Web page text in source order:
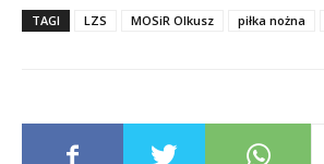
TAGI LZS MOSiR Olkusz piłka nożna